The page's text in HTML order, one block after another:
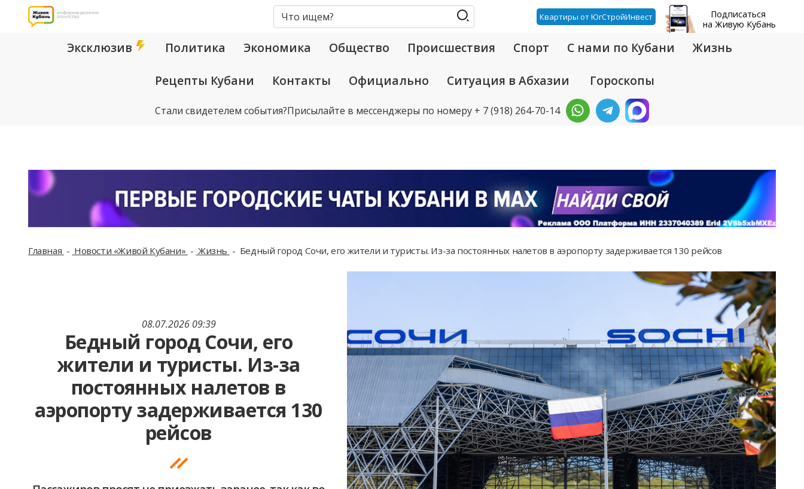
Квартиры от ЮгСтройИнвест
Подписаться
на Живую Кубань
Эксклюзив Политика Экономика Общество Происшествия Спорт С нами по Кубани Жизнь
Рецепты Кубани Контакты Официально Ситуация в Абхазии Гороскопы
Стали свидетелем события?Присылайте в мессенджеры по номеру + 7 (918) 264-70-14
Главная Новости «Живой Кубани» Жизнь Бедный город Сочи, его жители и туристы. Из-за постоянных налетов в аэропорту задерживается 130 рейсов
08.07.2026 09:39
Бедный город Сочи, его
жители и туристы. Из-за
постоянных налетов в
аэропорту задерживается 130
рейсов